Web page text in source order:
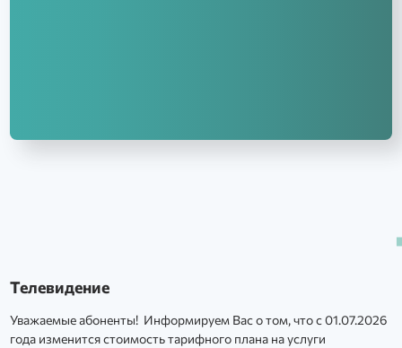
Телевидение
Уважаемые абоненты! Информируем Вас о том, что с 01.07.2026
года изменится стоимость тарифного плана на услуги